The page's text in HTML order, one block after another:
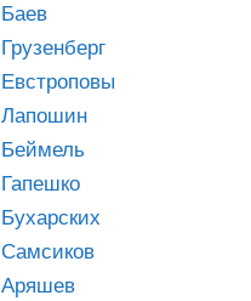
Баев
Грузенберг
Евстроповы
Лапошин
Беймель
Гапешко
Бухарских
Самсиков
Аряшев